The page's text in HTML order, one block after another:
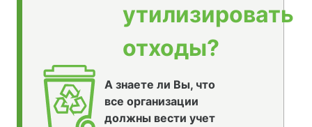
утилизировать
отходы?
А знаете ли Вы, что
все организации
должны вести учет